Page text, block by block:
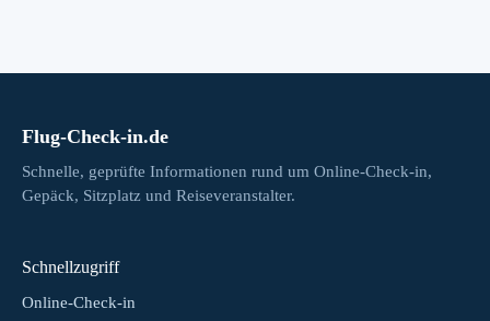
Flug-Check-in.de
Schnelle, geprüfte Informationen rund um Online-Check-in,
Gepäck, Sitzplatz und Reiseveranstalter.
Schnellzugriff
Online-Check-in